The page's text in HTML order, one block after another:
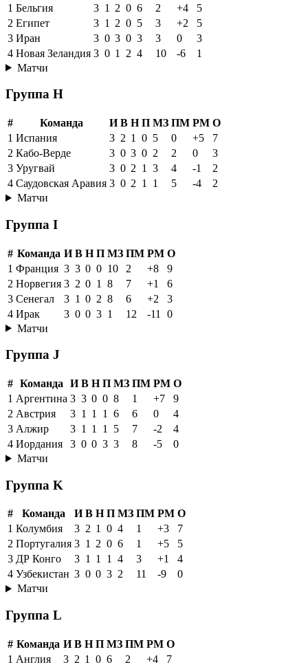
1 Бельгия 3 1 2 0 6 2 +4
5
2 Египет 3 1 2 0 5 3 +2
5
3 Иран 3 0 3 0 3 3 0
3
4 Новая Зеландия 3 0 1 2 4 10 -6
1
Матчи
Группа H
# Команда И В Н П МЗ ПМ РМ О
1 Испания 3 2 1 0 5 0 +5
7
2 Кабо-Верде 3 0 3 0 2 2 0
3
3 Уругвай 3 0 2 1 3 4 -1
2
4 Саудовская Аравия 3 0 2 1 1 5 -4
2
Матчи
Группа I
# Команда И В Н П МЗ ПМ РМ О
1 Франция 3 3 0 0 10 2 +8
9
2 Норвегия 3 2 0 1 8 7 +1
6
3 Сенегал 3 1 0 2 8 6 +2
3
4 Ирак 3 0 0 3 1 12 -11
0
Матчи
Группа J
# Команда И В Н П МЗ ПМ РМ О
1 Аргентина 3 3 0 0 8 1 +7
9
2 Австрия 3 1 1 1 6 6 0
4
3 Алжир 3 1 1 1 5 7 -2
4
4 Иордания 3 0 0 3 3 8 -5
0
Матчи
Группа K
# Команда И В Н П МЗ ПМ РМ О
1 Колумбия 3 2 1 0 4 1 +3
7
2 Португалия 3 1 2 0 6 1 +5
5
3 ДР Конго 3 1 1 1 4 3 +1
4
4 Узбекистан 3 0 0 3 2 11 -9
0
Матчи
Группа L
# Команда И В Н П МЗ ПМ РМ О
1 Англия 3 2 1 0 6 2 +4
7